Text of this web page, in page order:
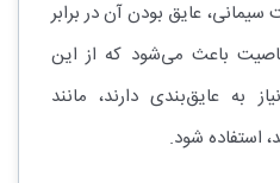
عایق بودن آن در برابر
باعث می‌شود که از این
به عایق‌بندی دارند، مانند
استفاده شود.